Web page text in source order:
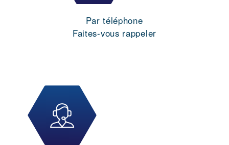
Par téléphone
Faites-vous rappeler